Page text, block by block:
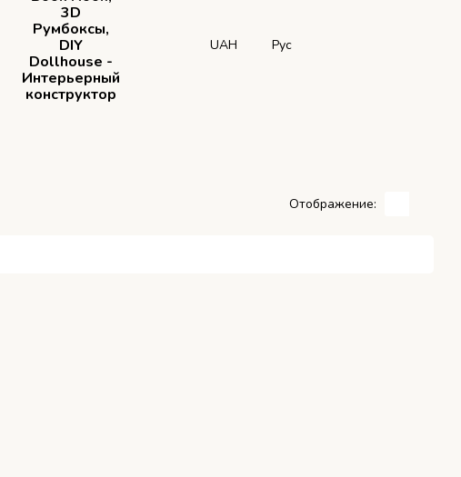
3D
Румбоксы,
DIY
Dollhouse -
Интерьерный
конструктор
UAH Рус
Отображение: